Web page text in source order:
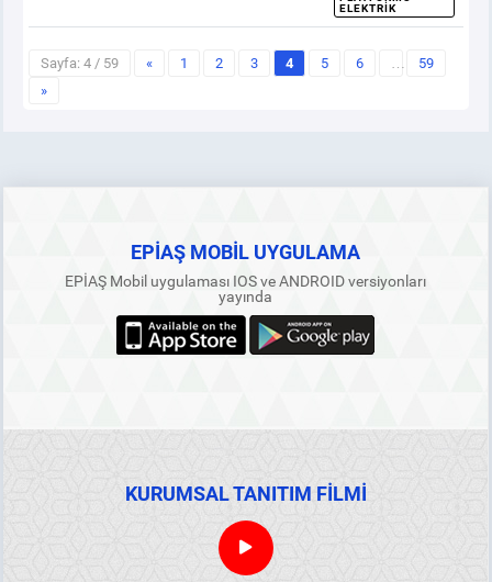
ELEKTRIK
Sayfa: 4 / 59 « 1 2 3 4 5 6 …
59
»
EPİAŞ MOBİL UYGULAMA
EPİAŞ Mobil uygulaması IOS ve ANDROID versiyonları
yayında
KURUMSAL TANITIM FİLMİ